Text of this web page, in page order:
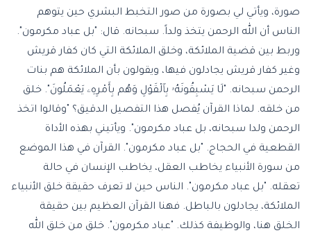
صورة، ويأتي لي بصورة من صور التخبط البشري حين يتوهم
الناس أن الله الرحمن يتخذ ولداً. سبحانه. قال: "بل عباد مكرمون".
وربط بين قضية الملائكة، وخلق الملائكة التي كان كفار قريش
وغير كفار قريش يجادلون فيها، ويقولون بأن الملائكة هم بنات
الرحمن سبحانه. "لَا يَسْبِقُونَهُۥ بِٱلْقَوْلِ وَهُم بِأَمْرِهِۦ يَعْمَلُونَ". خلق
من خلقه. لماذا القرآن يُفصل هذا التفصيل الدقيق؟ "وقالوا اتخذ
الرحمن ولدا سبحانه، بل عباد مكرمون". ويأتيني بهذه الأداة
القطعية في الحجاج. "بل عباد مكرمون". القرآن في هذا الموضع
من سورة الأنبياء يخاطب العقل، يخاطب الإنسان في حالة
تعقله. "بل عباد مكرمون". الناس حين لا تعرف حقيقة خلق الأنبياء
الملائكة، يجادلون بالباطل. فهنا القرآن العظيم بين حقيقة
الخلق هنا، والوظيفة كذلك. "عباد مكرمون". خلق من خلق الله